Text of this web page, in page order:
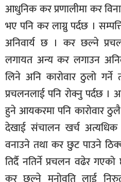
आधुनिक कर प्रणालीमा कर
भए पनि कर लाग्नु पर्दछ ।
अनिवार्य छ । कर छल्ने
लगायत अन्य कर लगाउन
लिने अनि कारोवार ठुलो गर्ने
प्रचलनलाई पनि रोक्नु पर्दछ ।
हुने आयकरमा पनि कारोवार
देखाई संचालन खर्च
वनाउने तथा कर छुट पाउने
तिर्दै नतिर्ने प्रचलन वढेर